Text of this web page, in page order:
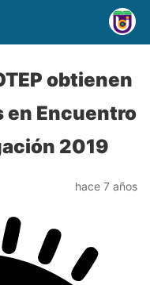
obtienen
en Encuentro
2019
hace 7 años